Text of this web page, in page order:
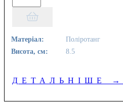
Матеріал:
Поліротанг
Висота, см:
8.5
ДЕТАЛЬНІШЕ →